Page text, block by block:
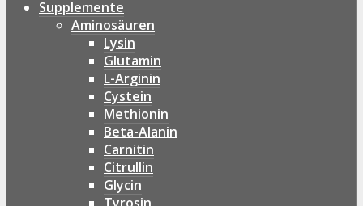
Supplemente
Aminosäuren
Lysin
Glutamin
L-Arginin
Cystein
Methionin
Beta-Alanin
Carnitin
Citrullin
Glycin